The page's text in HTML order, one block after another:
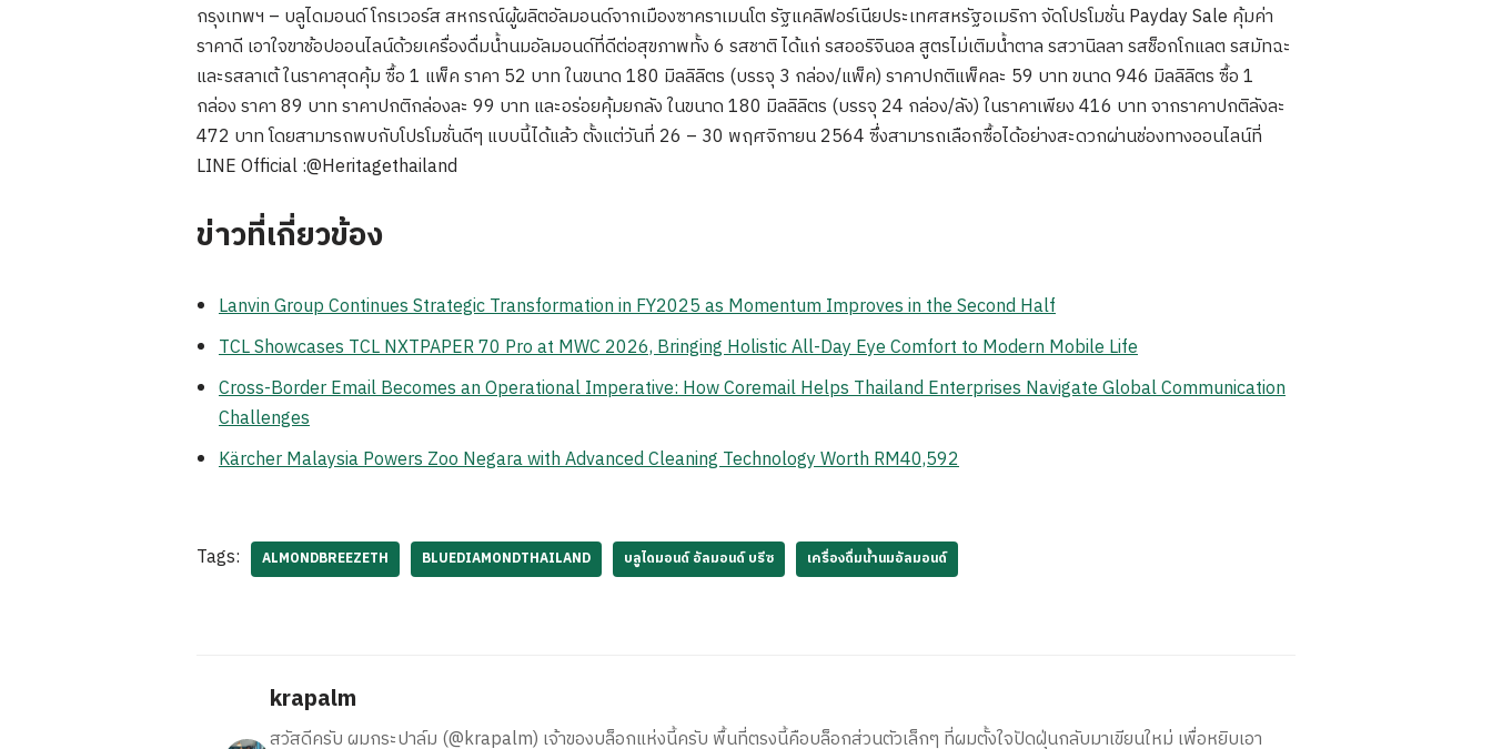
กรุงเทพฯ – บลูไดมอนด์ โกรเวอร์ส สหกรณ์ผู้ผลิตอัลมอนด์จากเมืองซาคราเมนโต รัฐแคลิฟอร์เนียประเทศสหรัฐอเมริกา จัดโปรโมชั่น Payday Sale คุ้มค่า
ราคาดี เอาใจขาช้อปออนไลน์ด้วยเครื่องดื่มน้ำนมอัลมอนด์ที่ดีต่อสุขภาพทั้ง 6 รสชาติ ได้แก่ รสออริจินอล สูตรไม่เติมน้ำตาล รสวานิลลา รสช็อกโกแลต รสมัทฉะ
และรสลาเต้ ในราคาสุดคุ้ม ซื้อ 1 แพ็ค ราคา 52 บาท ในขนาด 180 มิลลิลิตร (บรรจุ 3 กล่อง/แพ็ค) ราคาปกติแพ็คละ 59 บาท ขนาด 946 มิลลิลิตร ซื้อ 1
กล่อง ราคา 89 บาท ราคาปกติกล่องละ 99 บาท และอร่อยคุ้มยกลัง ในขนาด 180 มิลลิลิตร (บรรจุ 24 กล่อง/ลัง) ในราคาเพียง 416 บาท จากราคาปกติลังละ
472 บาท โดยสามารถพบกับโปรโมชั่นดีๆ แบบนี้ได้แล้ว ตั้งแต่วันที่ 26 – 30 พฤศจิกายน 2564 ซึ่งสามารถเลือกซื้อได้อย่างสะดวกผ่านช่องทางออนไลน์ที่
LINE Official :@Heritagethailand
ข่าวที่เกี่ยวข้อง
Lanvin Group Continues Strategic Transformation in FY2025 as Momentum Improves in the Second Half
TCL Showcases TCL NXTPAPER 70 Pro at MWC 2026, Bringing Holistic All-Day Eye Comfort to Modern Mobile Life
Cross-Border Email Becomes an Operational Imperative: How Coremail Helps Thailand Enterprises Navigate Global Communication
Challenges
Kärcher Malaysia Powers Zoo Negara with Advanced Cleaning Technology Worth RM40,592
Tags: ALMONDBREEZETH BLUEDIAMONDTHAILAND บลูไดมอนด์ อัลมอนด์ บรีซ เครื่องดื่มน้ำนมอัลมอนด์
krapalm
สวัสดีครับ ผมกระปาล์ม (@krapalm) เจ้าของบล็อกแห่งนี้ครับ พื้นที่ตรงนี้คือบล็อกส่วนตัวเล็กๆ ที่ผมตั้งใจปัดฝุ่นกลับมาเขียนใหม่ เพื่อหยิบเอา